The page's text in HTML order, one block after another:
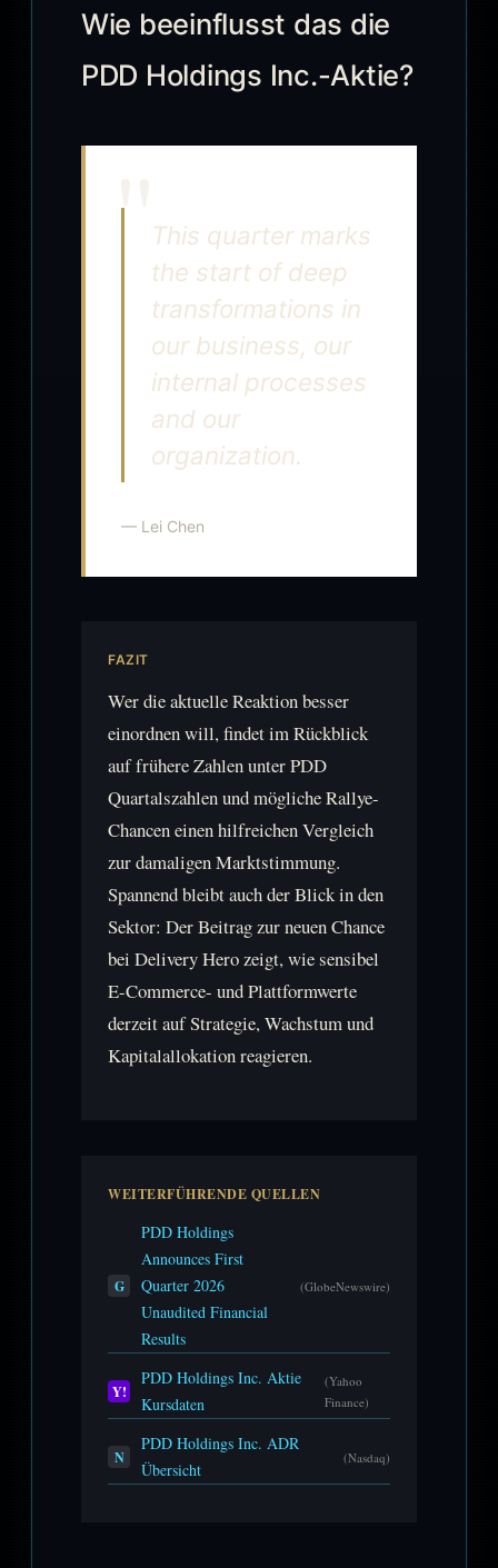
Wie beeinflusst das die
PDD Holdings Inc.-Aktie?
This quarter marks
the start of deep
transformations in
our business, our
internal processes
and our
organization.
— Lei Chen
FAZIT
Wer die aktuelle Reaktion besser
einordnen will, findet im Rückblick
auf frühere Zahlen unter PDD
Quartalszahlen und mögliche Rallye-
Chancen einen hilfreichen Vergleich
zur damaligen Marktstimmung.
Spannend bleibt auch der Blick in den
Sektor: Der Beitrag zur neuen Chance
bei Delivery Hero zeigt, wie sensibel
E-Commerce- und Plattformwerte
derzeit auf Strategie, Wachstum und
Kapitalallokation reagieren.
WEITERFÜHRENDE QUELLEN
G
PDD Holdings
Announces First
Quarter 2026
Unaudited Financial
Results
(GlobeNewswire)
Y!
PDD Holdings Inc. Aktie
Kursdaten
(Yahoo
Finance)
N
PDD Holdings Inc. ADR
Übersicht
(Nasdaq)